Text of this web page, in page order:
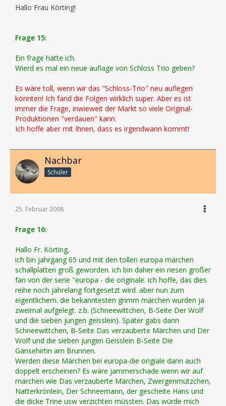
Hallo Frau Körting!
Frage 15:
Ein frage hätte ich.
Wierd es mal ein neue auflage von Schloss Trio geben?
Es wäre toll, wenn wir das "Schloss-Trio" neu auflegen
könnten! Ich fand die Folgen wirklich super. Aber es ist
immer die Frage, inwieweit der Markt so viele Original-
Produktionen "verdauen" kann.
Ich hoffe aber mit Ihnen, dass es irgendwann kommt!
Nachbar
Schüler
25. Februar 2008
Frage 16:
Hallo Fr. Körting,
ich bin jahrgang 65 und mit den tollen europa märchen
schallplatten groß geworden. ich bin daher ein riesen großer
fan von der serie "europa - die originale. ich hoffe, das dies
reihe noch jahrelang fortgesetzt wird. aber nun zum
eigentlichem. die bekanntesten grimm märchen wurden ja
zweimal aufgelegt. z.b. (Schneewittchen, B-Seite Der Wolf
und die sieben jungen geisslein). Später gabs dann
Schneewittchen, B-Seite Das verzauberte Märchen und Der
Wolf und die sieben jungen Geisslein B-Seite Die
Gänsehirtin am Brunnen.
Werden diese Märchen bei europa-die origiale dann auch
doppelt erscheinen? Es wäre jammerschade wenn wir auf
märchen wie Das verzauberte Märchen, Zwergenmützchen,
Natterkrönlein, Der Schneemann, der gescheite Hans und
die dicke Trine usw verzichten müssten. Das würde mich